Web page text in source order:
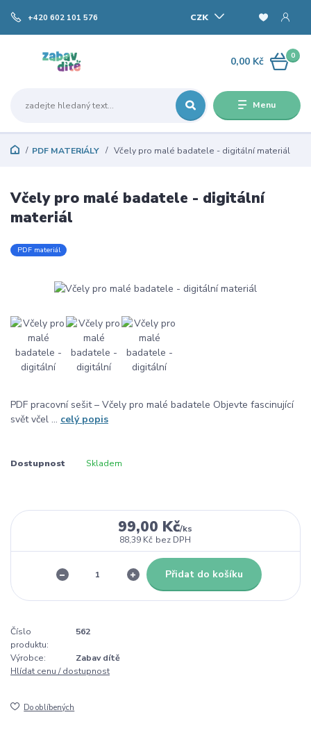
Menu
CZK
+420 602 101 576
0
0,00 Kč
PDF MATERIÁLY Včely pro malé badatele - digitální materiál
Včely pro malé badatele - digitální
materiál
PDF materiál
PDF pracovní sešit – Včely pro malé badatele Objevte fascinující
svět včel ... celý popis
Dostupnost Skladem
99,00 Kč/ks
88,39 Kč bez DPH
Přidat do košíku
Číslo
produktu:
562
Výrobce:
Zabav dítě
Hlídat cenu / dostupnost
Do oblíbených